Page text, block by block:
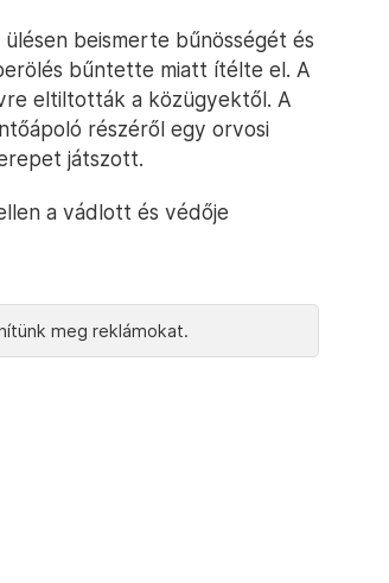
beismerte bűnösségét és
bűntette miatt ítélte el. A
eltiltották a közügyektől. A
részéről egy orvosi
játszott.
a vádlott és védője
meg reklámokat.